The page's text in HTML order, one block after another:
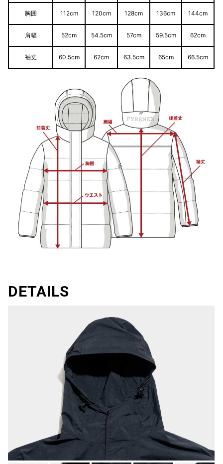
胸囲 112cm 120cm 128cm 136cm 144cm
肩幅 52cm 54.5cm 57cm 59.5cm 62cm
袖丈 60.5cm 62cm 63.5cm 65cm 66.5cm
DETAILS